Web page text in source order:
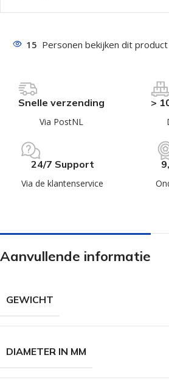
15 Personen bekijken dit
Snelle verzending
Via PostNL
>
24/7 Support
Via de klantenservice
Aanvullende informatie
GEWICHT
DIAMETER IN MM